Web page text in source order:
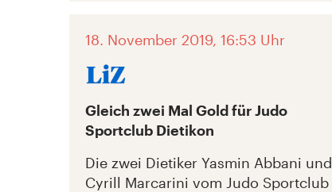
18. November 2019, 16:53 Uhr
Gleich zwei Mal Gold für Judo
Sportclub Dietikon
Die zwei Dietiker Yasmin Abbani und
Cyrill Marcarini vom Judo Sportclub